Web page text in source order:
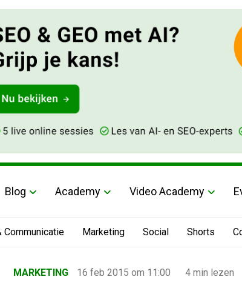
Blog Academy Video Academy
Communicatie Marketing Social Shorts
›MARKETING 16 feb 2015 om 11:00 4 min lezen